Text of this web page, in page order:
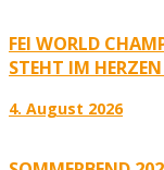
FEI WORLD
STEHT IM
4. August 2026